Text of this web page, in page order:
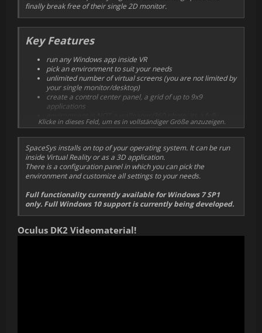
finally break free of their single 2D monitor.
Key Features
run any Windows app inside VR
pick an environment to suit your needs
unlimited number of virtual screens (you are not limited by
your single monitor/desktop)
create a control center panel, a grid of up to 9x9
applications
functional real 3D space
environment
use clean, nondisruptive environments or graphically
intensive for more details and possibilities
pick from where you've left off - system remembers
exactly where you've pinpointed items in 3D space and
what applications / documents you used
no need to take off the HMD - compute with your files,
shortcuts, and folders, open documents or applications
drag, rotate and position windows/icons/menus/folders
within the environment
Klicke in dieses Feld, um es in vollständiger Größe anzuzeigen.
SpaceSys installs on top of your operating system. It can be run
inside Virtual Reality or as a 3D application.
There is a configuration panel in which you can pick the
environment and customize all settings to your needs.
Full functionality currently available for Windows 7 SP1
only. Full Windows 10 support is currently being developed.
Oculus DK2 Videomaterial!